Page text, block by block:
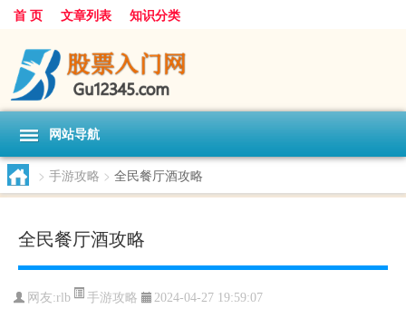
首 页 文章列表 知识分类
网站导航
> 手游攻略 > 全民餐厅酒攻略
全民餐厅酒攻略
网友:rlb 手游攻略 2024-04-27 19:59:07